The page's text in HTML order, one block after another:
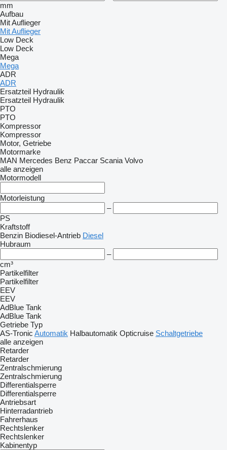
mm
Aufbau
Mit Auflieger
Mit Auflieger
Low Deck
Low Deck
Mega
Mega
ADR
ADR
Ersatzteil Hydraulik
Ersatzteil Hydraulik
PTO
PTO
Kompressor
Kompressor
Motor, Getriebe
Motormarke
MAN Mercedes Benz Paccar Scania Volvo
alle anzeigen
Motormodell
Motorleistung
–
PS
Kraftstoff
Benzin Biodiesel-Antrieb Diesel
Hubraum
–
cm³
Partikelfilter
Partikelfilter
EEV
EEV
AdBlue Tank
AdBlue Tank
Getriebe Typ
AS-Tronic Automatik Halbautomatik Opticruise Schaltgetriebe
alle anzeigen
Retarder
Retarder
Zentralschmierung
Zentralschmierung
Differentialsperre
Differentialsperre
Antriebsart
Hinterradantrieb
Fahrerhaus
Rechtslenker
Rechtslenker
Kabinentyp